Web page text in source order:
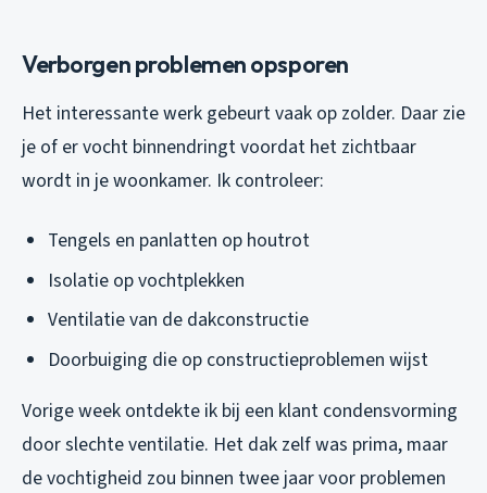
Verborgen problemen opsporen
Het interessante werk gebeurt vaak op zolder. Daar zie
je of er vocht binnendringt voordat het zichtbaar
wordt in je woonkamer. Ik controleer:
Tengels en panlatten op houtrot
Isolatie op vochtplekken
Ventilatie van de dakconstructie
Doorbuiging die op constructieproblemen wijst
Vorige week ontdekte ik bij een klant condensvorming
door slechte ventilatie. Het dak zelf was prima, maar
de vochtigheid zou binnen twee jaar voor problemen